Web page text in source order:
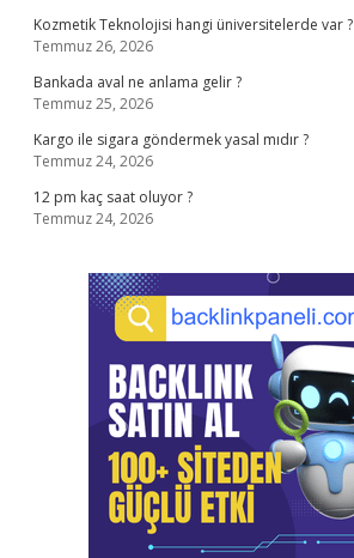
Kozmetik Teknolojisi hangi üniversitelerde var ?
Temmuz 26, 2026
Bankada aval ne anlama gelir ?
Temmuz 25, 2026
Kargo ile sigara göndermek yasal mıdır ?
Temmuz 24, 2026
12 pm kaç saat oluyor ?
Temmuz 24, 2026